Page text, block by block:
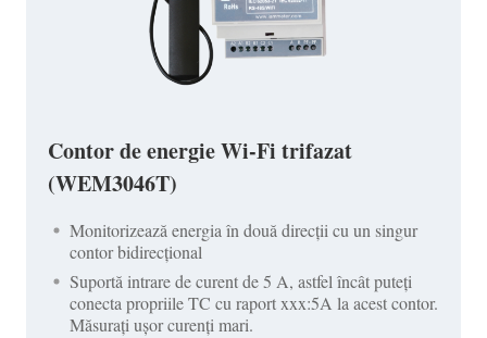
Contor de energie Wi-Fi trifazat
(WEM3046T)
Monitorizează energia în două direcții cu un singur
contor bidirecțional
Suportă intrare de curent de 5 A, astfel încât puteți
conecta propriile TC cu raport xxx:5A la acest contor.
Măsurați ușor curenți mari.